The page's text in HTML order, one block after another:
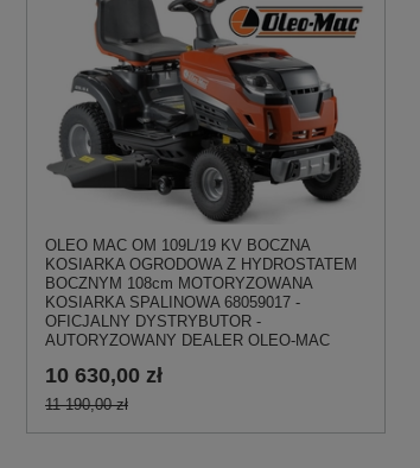
OLEO MAC OM 109L/19 KV BOCZNA
KOSIARKA OGRODOWA Z HYDROSTATEM
BOCZNYM 108cm MOTORYZOWANA
KOSIARKA SPALINOWA 68059017 -
OFICJALNY DYSTRYBUTOR -
AUTORYZOWANY DEALER OLEO-MAC
10 630,00 zł
11 190,00 zł